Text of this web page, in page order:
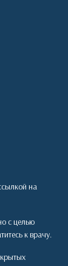
на
с целью
к врачу.